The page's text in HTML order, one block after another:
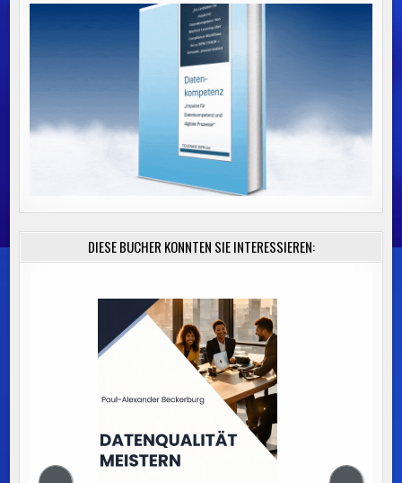
DIESE BÜCHER KÖNNTEN SIE INTERESSIEREN: